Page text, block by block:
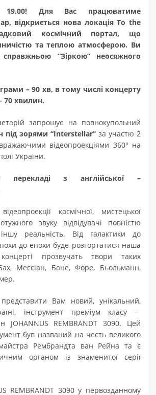
19.00! Для Вас працюватиме
відкриється нова локаціяTo the
космічний портал, що
та теплою атмосферою. Ви
справжньою “Зіркою” неосяжного
– 90 хв, в тому числі концерту
70 хвилин.
запрошує на повнокупольний
під зорями “Interstellar” за участю 2
відеопроекціями 360° на
України.
перекладі з англійської –
космічної, мистецької
звуку відвідувачі повністю
реальність. Від галактики до
до епохи буде розгортатися наша
прозвучать твори таких
Мессіан, Боне, Форе, Бьольманн,
Вам новий, унікальний,
інструмент преміум класу –
JOHANNUS REMBRANDT 3090. Цей
був названий на честь великого
майстра Рембрандта ван Рейна та є
органом із знаменитої серії
REMBRANDT 3090 у первозданному